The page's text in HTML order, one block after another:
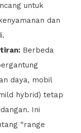
untuk
dan
Berbeda
daya, mobil
hybrid) tetap
Ini
“range